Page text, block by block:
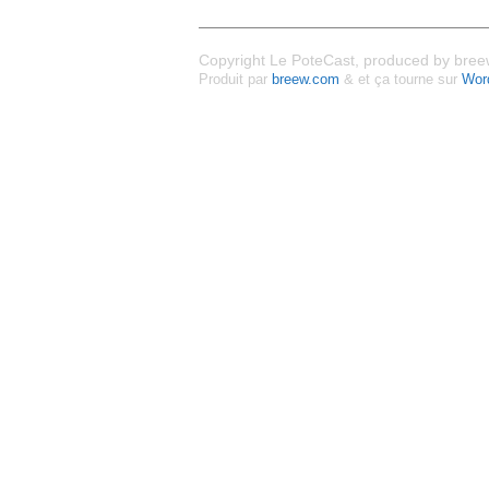
Copyright Le PoteCast, produced by
Produit par breew.com & et ça tourne sur